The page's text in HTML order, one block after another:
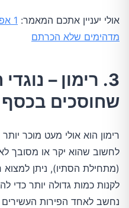
אולי יעניין אתכם המאמר:
מדהימים שלא הכרתם
3. רימון –
שחוסכים בכסף
רימון הוא אולי מעט מוכר
לחשוב שהוא יקר או מסובך
(מתחילת הסתיו), ניתן למצוא
לקנות כמות גדולה יותר כדי
נחשב לאחד הפירות העשירים